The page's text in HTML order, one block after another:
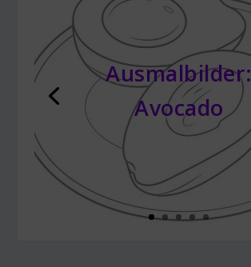
Ausmalbilder:
Avocado